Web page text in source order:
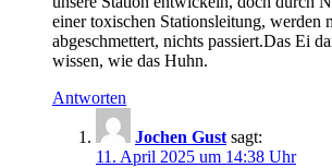
einer toxischen Stationsleitung, werden
abgeschmettert, nichts passiert.Das Ei
wissen, wie das Huhn.
Antworten
Jochen Gust sagt:
11. April 2025 um 14:38 Uhr